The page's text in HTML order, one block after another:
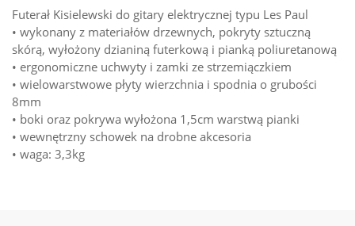
Futerał Kisielewski do gitary elektrycznej typu Les Paul
• wykonany z materiałów drzewnych, pokryty sztuczną
skórą, wyłożony dzianiną futerkową i pianką poliuretanową
• ergonomiczne uchwyty i zamki ze strzemiączkiem
• wielowarstwowe płyty wierzchnia i spodnia o grubości
8mm
• boki oraz pokrywa wyłożona 1,5cm warstwą pianki
• wewnętrzny schowek na drobne akcesoria
• waga: 3,3kg